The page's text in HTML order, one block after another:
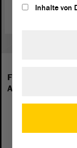
Abschluss finden wird.
Folgende
Anhalt vertreten:
Inhalte von